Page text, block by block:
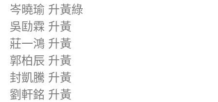
岑曉瑜 升黃綠
吳劻霖 升黃
莊一鴻 升黃
郭柏辰 升黃
封凱騰 升黃
劉軒銘 升黃